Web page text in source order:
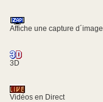
Affiche une capture d´image
3D
Vidéos en Direct